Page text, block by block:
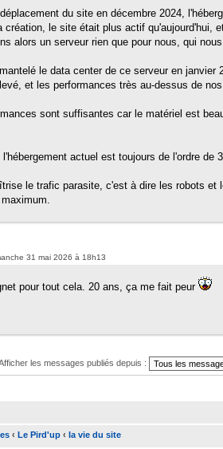
du site en décembre 2024,
création, le site était plus actif qu'aujourd'hui,
alors un serveur rien que pour nous, qui
le data center de ce serveur en
et les performances très au-dessus de
sont suffisantes car le matériel est
l'hébergement actuel est toujours de l'ordre de
le trafic parasite, c'est à dire les robots
31 mai 2026 à 18h13
pour tout cela. 20 ans, ça me fait peur
les messages publiés depuis :
‹ Le Pird'up ‹ la vie du site